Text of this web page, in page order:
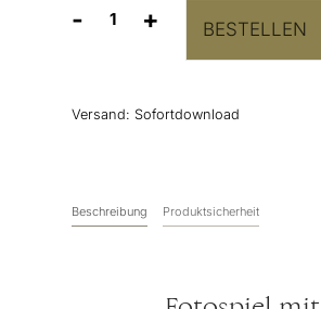
-
Wo
das
+ BESTELLEN
Versand: Sofortdownload
Beschreibung Produktsicherheit